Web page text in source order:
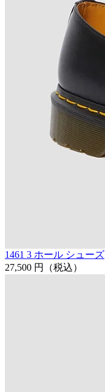
1461 3 ホール シューズ
27,500 円
（税込）